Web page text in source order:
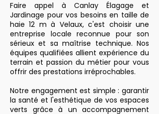
Faire appel à Canlay Élagage et
Jardinage pour vos besoins en taille de
haie 12 m à Velaux, c'est choisir une
entreprise locale reconnue pour son
sérieux et sa maîtrise technique. Nos
équipes qualifiées allient expérience du
terrain et passion du métier pour vous
offrir des prestations irréprochables.
Notre engagement est simple : garantir
la santé et l'esthétique de vos espaces
verts grâce à un accompagnement